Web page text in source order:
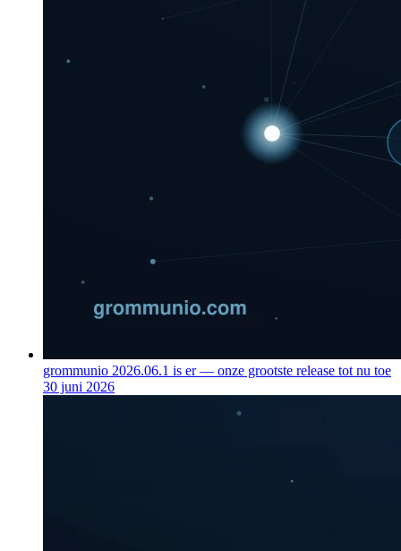
grommunio 2026.06.1 is er — onze grootste release tot nu toe
30 juni 2026